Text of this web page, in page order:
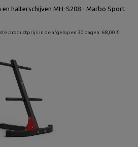
halterschijven MH-S208 - Marbo Sport
productprijs in de afgelopen 30 dagen: 68,00 €